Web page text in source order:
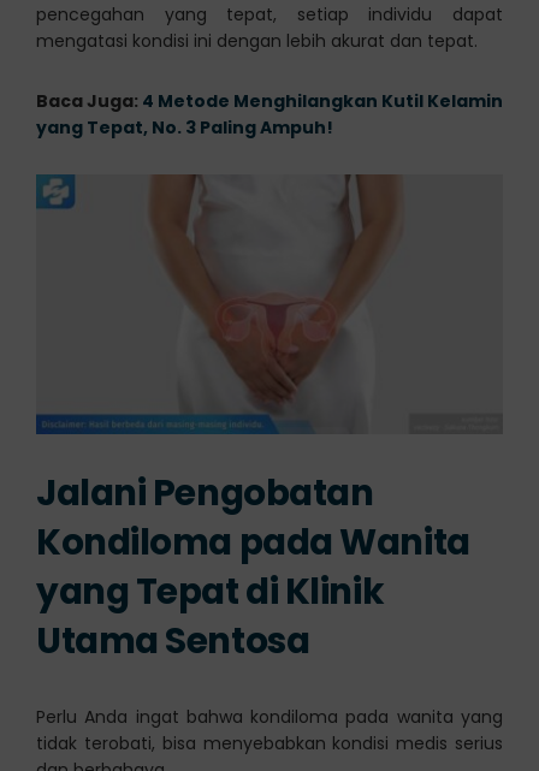
pencegahan yang tepat, setiap individu dapat
mengatasi kondisi ini dengan lebih akurat dan tepat.
Baca Juga: 4 Metode Menghilangkan Kutil Kelamin
yang Tepat, No. 3 Paling Ampuh!
Jalani Pengobatan
Kondiloma pada Wanita
yang Tepat di Klinik
Utama Sentosa
Perlu Anda ingat bahwa kondiloma pada wanita yang
tidak terobati, bisa menyebabkan kondisi medis serius